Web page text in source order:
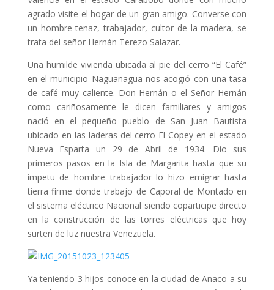
agrado visite el hogar de un gran amigo. Converse con
un hombre tenaz, trabajador, cultor de la madera, se
trata del señor Hernán Terezo Salazar.
Una humilde vivienda ubicada al pie del cerro “El Café”
en el municipio Naguanagua nos acogió con una tasa
de café muy caliente. Don Hernán o el Señor Hernán
como cariñosamente le dicen familiares y amigos
nació en el pequeño pueblo de San Juan Bautista
ubicado en las laderas del cerro El Copey en el estado
Nueva Esparta un 29 de Abril de 1934. Dio sus
primeros pasos en la Isla de Margarita hasta que su
ímpetu de hombre trabajador lo hizo emigrar hasta
tierra firme donde trabajo de Caporal de Montado en
el sistema eléctrico Nacional siendo coparticipe directo
en la construcción de las torres eléctricas que hoy
surten de luz nuestra Venezuela.
Ya teniendo 3 hijos conoce en la ciudad de Anaco a su